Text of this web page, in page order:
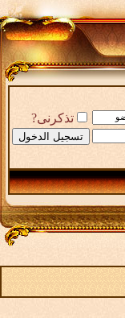
تذكرنى?